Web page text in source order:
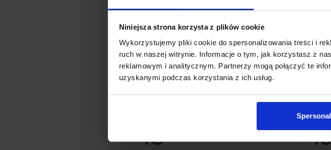
Niniejsza strona korzysta z plików cookie
Wykorzystujemy pliki cookie do spersonalizowania treści i
ruch w naszej witrynie. Informacje o tym, jak korzystasz z
reklamowym i analitycznym. Partnerzy mogą połączyć te
uzyskanymi podczas korzystania z ich usług.
Lekki stolik kawowy metalowy Tavo Meven
48